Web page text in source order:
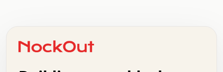
+   .   .   .   .   .   .   .   .   .   +   .   .